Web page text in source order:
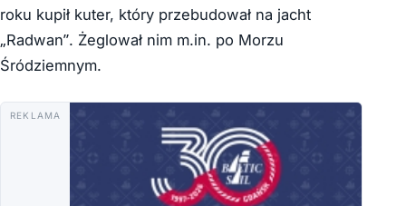
roku kupił kuter, który przebudował na jacht
„Radwan”. Żeglował nim m.in. po Morzu
Śródziemnym.
REKLAMA